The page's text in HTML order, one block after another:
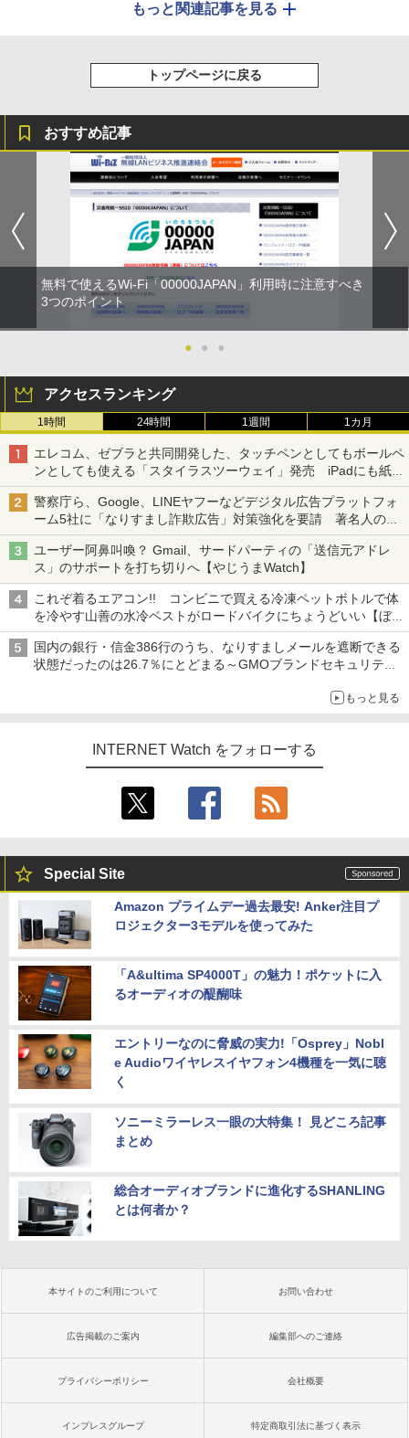
もっと関連記事を見る
トップページに戻る
おすすめ記事
無料で使えるWi-Fi「00000JAPAN」利用時に注意すべき
3つのポイント
● ● ●
アクセスランキング
1時間 24時間 1週間 1カ月
エレコム、ゼブラと共同開発した、タッチペンとしてもボールペ
ンとしても使える「スタイラスツーウェイ」発売 iPadにも紙に
も、持ち替えずに書き込める
警察庁ら、Google、LINEヤフーなどデジタル広告プラットフォ
ーム5社に「なりすまし詐欺広告」対策強化を要請 著名人の写
真や映像を使った投資詐欺などへの対策として
ユーザー阿鼻叫喚？ Gmail、サードパーティの「送信元アドレ
ス」のサポートを打ち切りへ【やじうまWatch】
これぞ着るエアコン!! コンビニで買える冷凍ペットボトルで体
を冷やす山善の水冷ベストがロードバイクにちょうどいい【ぼっ
ち・ざ・ろーど！その14】【空いた時間でなにしてる？】
国内の銀行・信金386行のうち、なりすましメールを遮断できる
状態だったのは26.7％にとどまる～GMOブランドセキュリティ
もっと見る
INTERNET Watch をフォローする
Special Site
Amazon プライムデー過去最安! Anker注目プ
ロジェクター3モデルを使ってみた
「A&ultima SP4000T」の魅力！ポケットに入
るオーディオの醍醐味
エントリーなのに脅威の実力!「Osprey」Nobl
e Audioワイヤレスイヤフォン4機種を一気に聴
く
ソニーミラーレス一眼の大特集！ 見どころ記事
まとめ
総合オーディオブランドに進化するSHANLING
とは何者か？
本サイトのご利用について お問い合わせ
広告掲載のご案内 編集部へのご連絡
プライバシーポリシー 会社概要
インプレスグループ 特定商取引法に基づく表示